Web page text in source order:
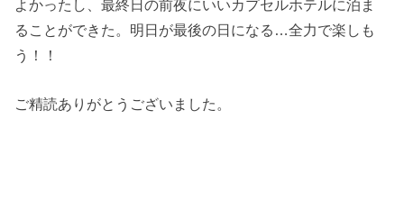
よかったし、最終日の前夜にいいカプセルホテルに泊ま
ることができた。明日が最後の日になる…全力で楽しも
う！！
ご精読ありがとうございました。